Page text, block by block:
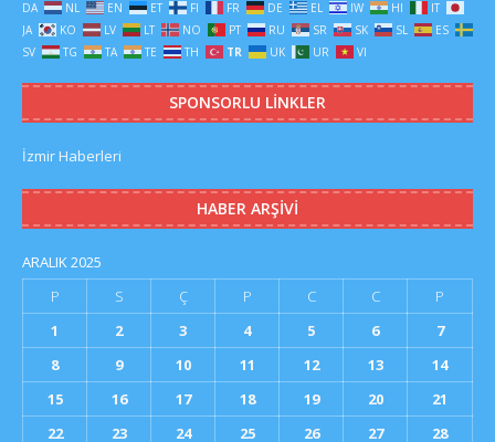
DA
NL EN ET FI FR DE EL IW HI
IT
JA
KO LV LT NO PT RU SR SK SL
ES
SV
TG TA TE TH TR UK UR VI
SPONSORLU LINKLER
İzmir Haberleri
HABER ARŞIVI
ARALIK 2025
P
S Ç P C C
P
1
2 3 4 5 6
7
8
9 10 11 12 13
14
15
16 17 18 19 20
21
22
23 24 25 26 27 28